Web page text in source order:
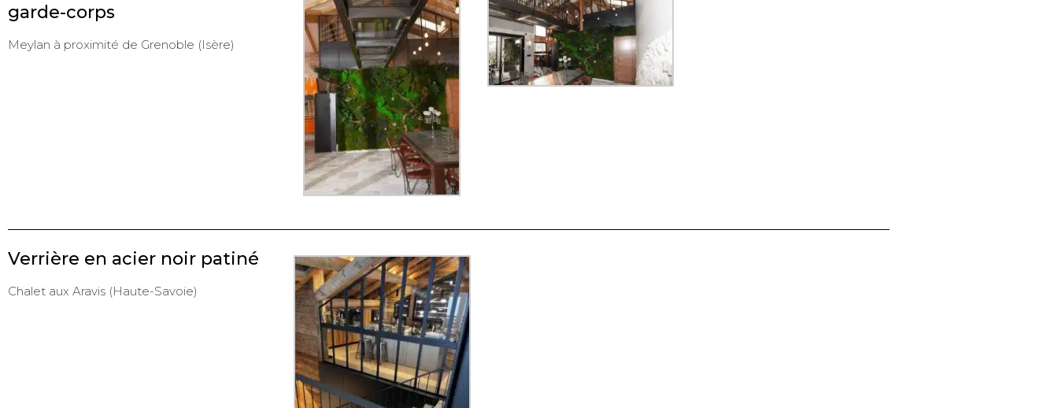
garde-corps
Meylan à proximité de Grenoble (Isère)
Verrière en acier noir patiné
Chalet aux Aravis (Haute-Savoie)